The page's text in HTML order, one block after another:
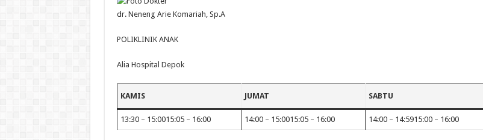
dr. Neneng Arie Komariah, Sp.A
POLIKLINIK ANAK
Alia Hospital Depok
KAMIS JUMAT SABTU
13:30 – 15:0015:05 – 16:00 14:00 – 15:0015:05 – 16:00 14:00 – 14:5915:00 – 16:00